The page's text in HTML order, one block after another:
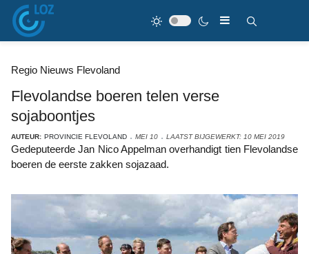
Regio Nieuws Flevoland
Flevolandse boeren telen verse
sojaboontjes
AUTEUR: PROVINCIE FLEVOLAND MEI 10 LAATST BIJGEWERKT: 10 MEI 2019
Gedeputeerde Jan Nico Appelman overhandigt tien Flevolandse
boeren de eerste zakken sojazaad.